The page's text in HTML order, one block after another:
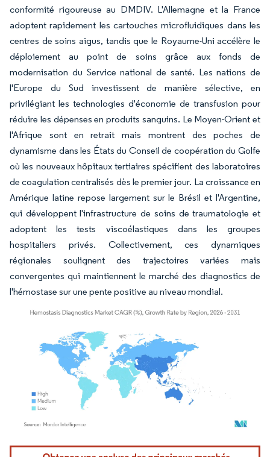
conformité rigoureuse au DMDIV. L'Allemagne et la France
adoptent rapidement les cartouches microfluidiques dans les
centres de soins aigus, tandis que le Royaume-Uni accélère le
déploiement au point de soins grâce aux fonds de
modernisation du Service national de santé. Les nations de
l'Europe du Sud investissent de manière sélective, en
privilégiant les technologies d'économie de transfusion pour
réduire les dépenses en produits sanguins. Le Moyen-Orient et
l'Afrique sont en retrait mais montrent des poches de
dynamisme dans les États du Conseil de coopération du Golfe
où les nouveaux hôpitaux tertiaires spécifient des laboratoires
de coagulation centralisés dès le premier jour. La croissance en
Amérique latine repose largement sur le Brésil et l'Argentine,
qui développent l'infrastructure de soins de traumatologie et
adoptent les tests viscoélastiques dans les groupes
hospitaliers privés. Collectivement, ces dynamiques
régionales soulignent des trajectoires variées mais
convergentes qui maintiennent le marché des diagnostics de
l'hémostase sur une pente positive au niveau mondial.
Image © Mordor Intelligence. La réutilisation nécessite une attribution sous CC BY